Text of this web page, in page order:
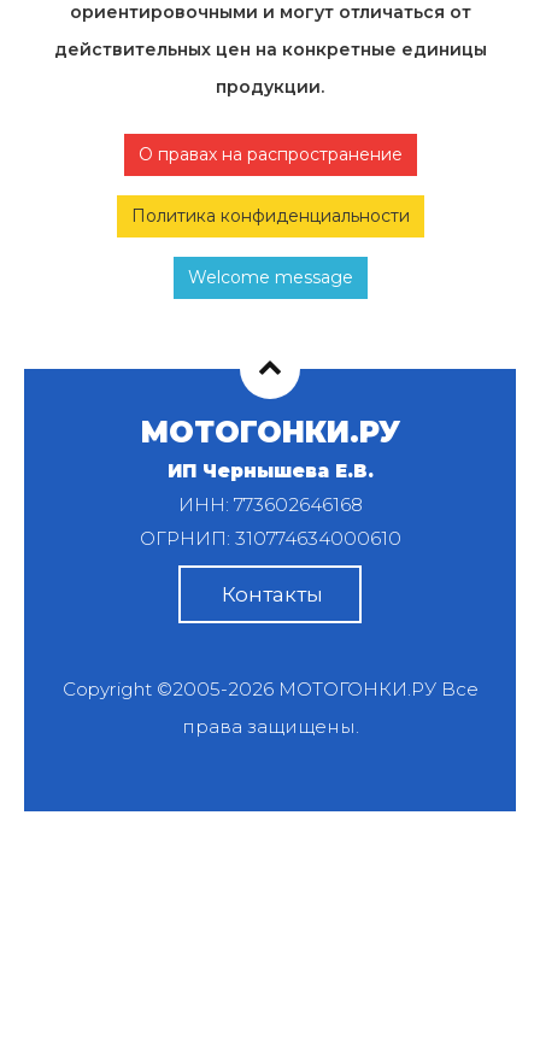
ориентировочными и могут отличаться от
действительных цен на конкретные единицы
продукции.
О правах на распространение
Политика конфиденциальности
Welcome message
МОТОГОНКИ.РУ
ИП Чернышева Е.В.
ИНН: 773602646168
ОГРНИП: 310774634000610
Контакты
Copyright ©2005-2026 МОТОГОНКИ.РУВсе
права защищены.